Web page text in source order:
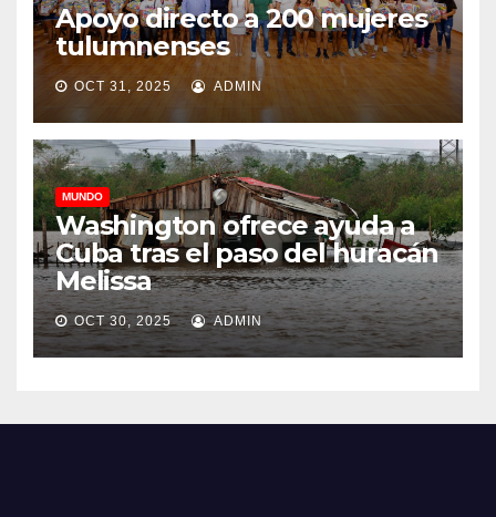
Apoyo directo a 200 mujeres
tulumnenses
OCT 31, 2025 ADMIN
MUNDO
Washington ofrece ayuda a
Cuba tras el paso del huracán
Melissa
OCT 30, 2025 ADMIN